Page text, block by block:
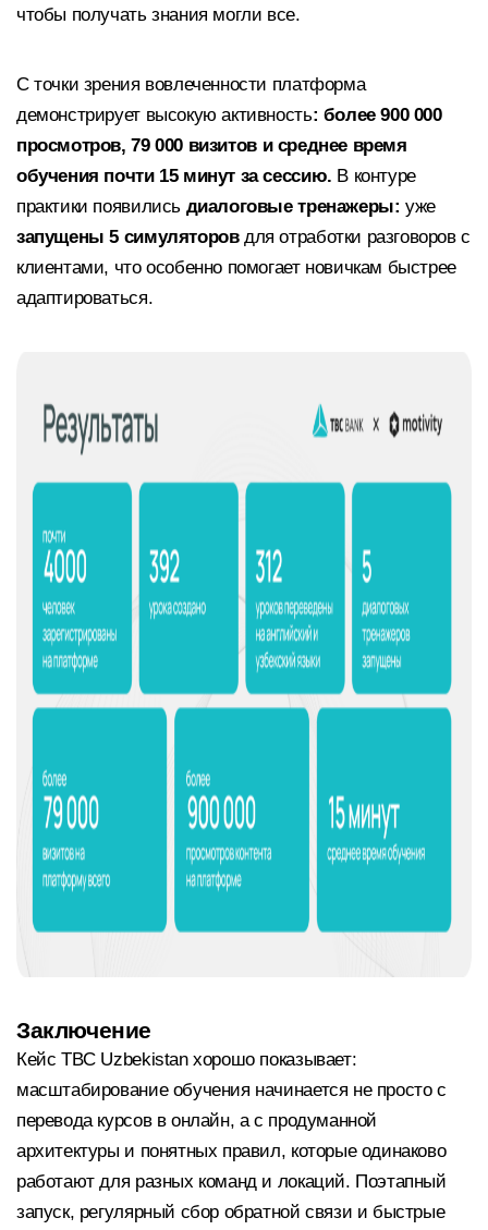
чтобы получать знания могли все.
С точки зрения вовлеченности платформа
демонстрирует высокую активность: более 900 000
просмотров, 79 000 визитов и среднее время
обучения почти 15 минут за сессию. В контуре
практики появились диалоговые тренажеры: уже
запущены 5 симуляторовдля отработки разговоров с
клиентами, что особенно помогает новичкам быстрее
адаптироваться.
Заключение
Кейс TBC Uzbekistan хорошо показывает:
масштабирование обучения начинается не просто с
перевода курсов в онлайн, а с продуманной
архитектуры и понятных правил, которые одинаково
работают для разных команд и локаций. Поэтапный
запуск, регулярный сбор обратной связи и быстрые